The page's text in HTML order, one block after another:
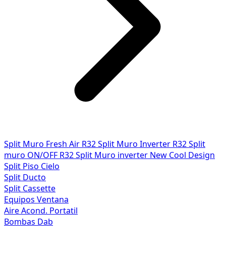
Split Muro Fresh Air R32Split Muro Inverter R32Split
muro ON/OFF R32Split Muro inverter New Cool Design
Split Piso Cielo
Split Ducto
Split Cassette
Equipos Ventana
Aire Acond. Portatil
Bombas Dab